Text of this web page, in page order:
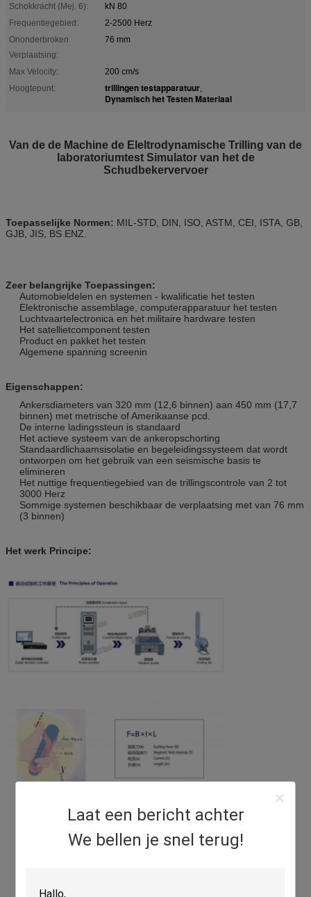
Laat een bericht achter
We bellen je snel terug!
Schokkracht (Mej. 6):
kN 80
Frequentiegebied:
2-2500 Herz
Ononderbroken
Verplaatsing:
76 mm
Max Velocity:
200 cm/s
Hoogtepunt:
trillingen testapparatuur,
Dynamisch het Testen Materiaal
Van de de Machine de Eleltrodynamische Trilling van de
laboratoriumtest Simulator van het de
Schudbekervervoer
Toepasselijke Normen: MIL-STD, DIN, ISO, ASTM, CEI, ISTA, GB,
GJB, JIS, BS ENZ.
Zeer belangrijke Toepassingen:
Automobieldelen en systemen - kwalificatie het testen
Elektronische assemblage, computerapparatuur het testen
Luchtvaartelectronica en het militaire hardware testen
Het satellietcomponent testen
Product en pakket het testen
Algemene spanning screenin
Eigenschappen:
Ankersdiameters van 320 mm (12,6 binnen) aan 450 mm (17,7
binnen) met metrische of Amerikaanse pcd.
De interne ladingssteun is standaard
Het actieve systeem van de ankeropschorting
Standaardlichaamsisolatie en begeleidingssysteem dat wordt
ontworpen om het gebruik van een seismische basis te
elimineren
Het nuttige frequentiegebied van de trillingscontrole van 2 tot
3000 Herz
Sommige systemen beschikbaar de verplaatsing met van 76 mm
(3 binnen)
Het werk Principe: